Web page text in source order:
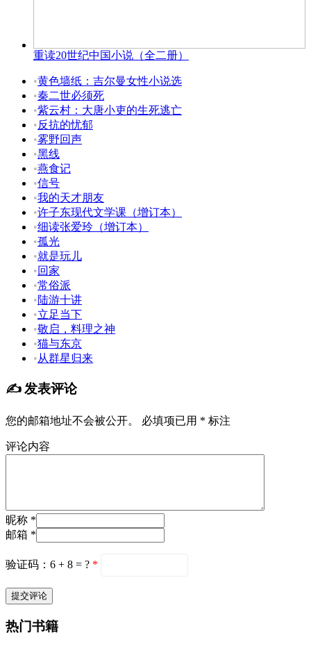
重读20世纪中国小说（全二册）
•黄色墙纸：吉尔曼女性小说选
•秦二世必须死
•紫云村：大唐小吏的生死逃亡
•反抗的忧郁
•雾野回声
•黑线
•燕食记
•信号
•我的天才朋友
•许子东现代文学课（增订本）
•细读张爱玲（增订本）
•孤光
•就是玩儿
•回家
•常俗派
•陆游十讲
•立足当下
•敬启，料理之神
•猫与东京
•从群星归来
✍️ 发表评论
您的邮箱地址不会被公开。 必填项已用 * 标注
评论内容
昵称 *
邮箱 *
验证码：6 + 8 = ? *
热门书籍